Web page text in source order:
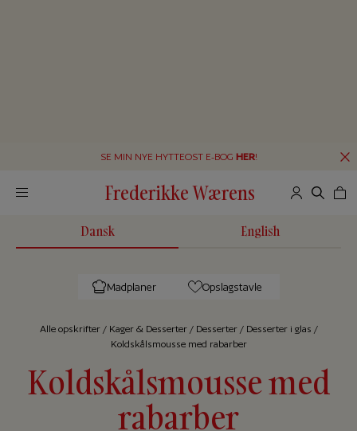
SE MIN NYE HYTTEOST E-BOG HER!
Frederikke Wærens
Dansk English
Madplaner Opslagstavle
Alle op­skrif­ter/ Kager & Desserter/ Desserter/ Desserter i glas /
Koldskålsmousse med rabarber
Koldskålsmousse med
rabarber